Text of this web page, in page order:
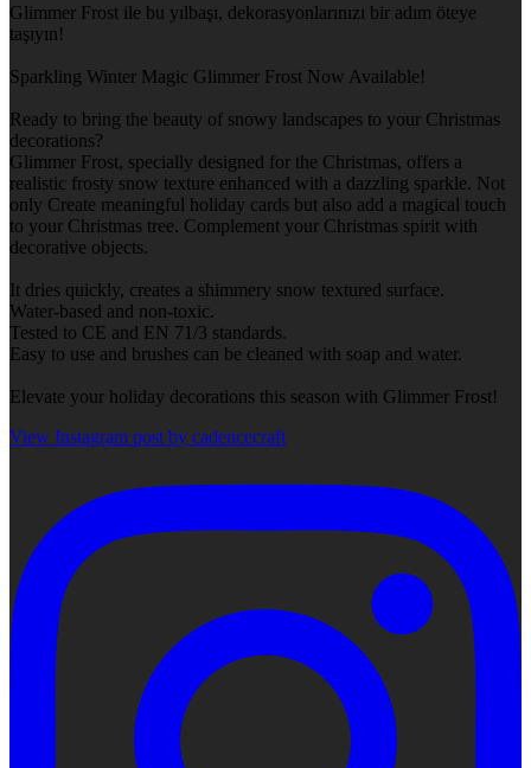
Glimmer Frost ile bu yılbaşı, dekorasyonlarınızı bir adım öteye
taşıyın!
Sparkling Winter Magic Glimmer Frost Now Available!
Ready to bring the beauty of snowy landscapes to your Christmas
decorations?
Glimmer Frost, specially designed for the Christmas, offers a
realistic frosty snow texture enhanced with a dazzling sparkle. Not
only Create meaningful holiday cards but also add a magical touch
to your Christmas tree. Complement your Christmas spirit with
decorative objects.
It dries quickly, creates a shimmery snow textured surface.
Water-based and non-toxic.
Tested to CE and EN 71/3 standards.
Easy to use and brushes can be cleaned with soap and water.
Elevate your holiday decorations this season with Glimmer Frost!
View Instagram post by cadencecraft